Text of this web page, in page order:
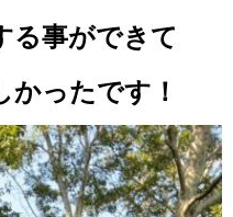
る事ができて
かったです！